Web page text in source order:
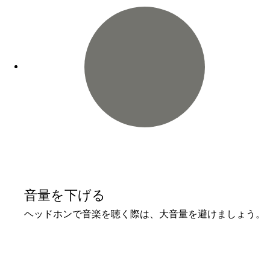
音量を下げる
ヘッドホンで音楽を聴く際は、大音量を避けましょう。